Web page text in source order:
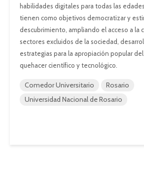
habilidades digitales para todas las
tienen como objetivos democratizar y
descubrimiento, ampliando el acceso a la
sectores excluidos de la sociedad,
estrategias para la apropiación popular
quehacer científico y tecnológico.
Comedor Universitario
Rosario
Universidad Nacional de Rosario